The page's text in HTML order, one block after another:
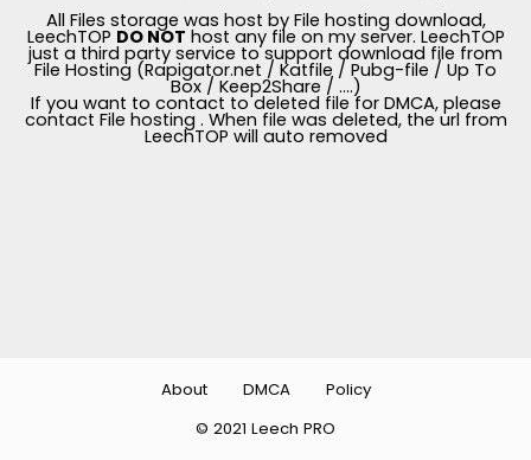
All Files storage was host by File hosting download,
LeechTOP DO NOT host any file on my server. LeechTOP
just a third party service to support download file from
File Hosting (Rapigator.net / Katfile / Pubg-file / Up To
Box / Keep2Share / ....)
If you want to contact to deleted file for DMCA, please
contact File hosting . When file was deleted, the url from
LeechTOP will auto removed
© 2021 Leech PRO
About DMCA Policy